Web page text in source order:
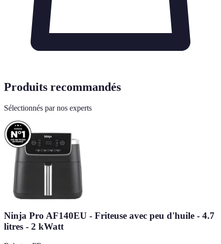
Produits recommandés
Sélectionnés par nos experts
Ninja Pro AF140EU - Friteuse avec peu d'huile - 4.7
litres - 2 kWatt